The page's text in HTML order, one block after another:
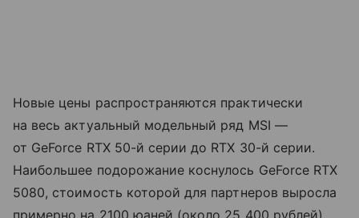
Новые цены распространяются практически
на весь актуальный модельный ряд MSI —
от GeForce RTX 50-й серии до RTX 30-й серии.
Наибольшее подорожание коснулось GeForce RTX
5080, стоимость которой для партнеров выросла
примерно на 2100 юаней (около 25 400 рублей).